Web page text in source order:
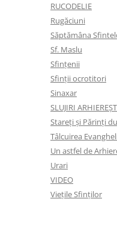
RUCODELIE
Rugăciuni
Săptămâna
Sf. Maslu
Sfințenii
Sfinții ocrotitori
Sinaxar
SLUJIRI
Stareți și Părinți
Tâlcuirea
Un astfel de
Urari
VIDEO
Viețile Sfinților